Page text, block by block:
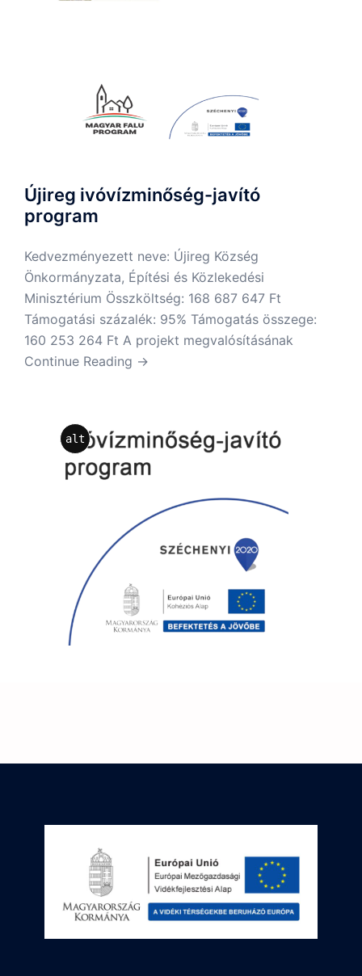
Újireg ivóvízminőség-javító
program
Kedvezményezett neve: Újireg Község
Önkormányzata, Építési és Közlekedési
Minisztérium Összköltség: 168 687 647 Ft
Támogatási százalék: 95% Támogatás összege:
160 253 264 Ft A projekt megvalósításának
Continue Reading →
alt